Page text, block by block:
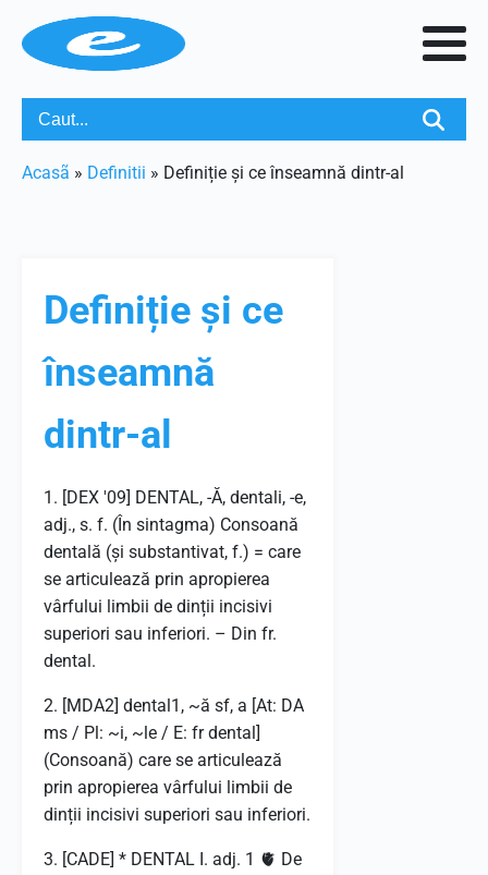
Acasã » Definitii » Definiție și ce înseamnă dintr-al
Definiție și ce
înseamnă
dintr-al
1. [DEX '09] DENTAL, -Ă, dentali, -e,
adj., s. f. (În sintagma) Consoană
dentală (și substantivat, f.) = care
se articulează prin apropierea
vârfului limbii de dinții incisivi
superiori sau inferiori. – Din fr.
dental.
2. [MDA2] dental1, ~ă sf, a [At: DA
ms / Pl: ~i, ~le / E: fr dental]
(Consoană) care se articulează
prin apropierea vârfului limbii de
dinții incisivi superiori sau inferiori.
3. [CADE] * DENTAL I. adj. 1 🫀 De